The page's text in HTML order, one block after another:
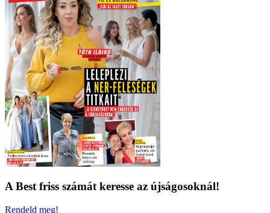
A Best friss számát keresse az újságosoknál!
Rendeld meg!